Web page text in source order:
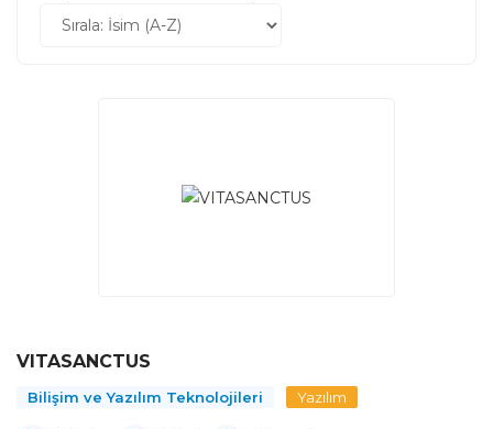
VITASANCTUS
Bilişim ve Yazılım Teknolojileri Yazılım